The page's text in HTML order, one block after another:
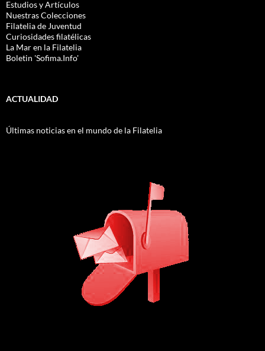
Estudios y Artículos
Nuestras Colecciones
Filatelia de Juventud
Curiosidades filatélicas
La Mar en la Filatelia
Boletin 'Sofima.Info'
ACTUALIDAD
Últimas noticias en el mundo de la Filatelia